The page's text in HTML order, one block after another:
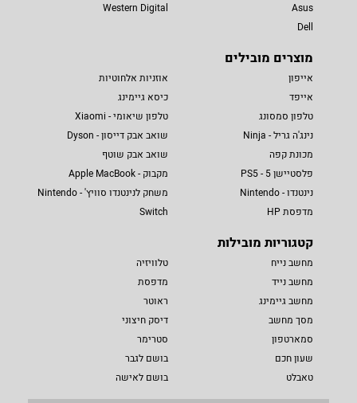
Asus
Dell
Western Digital
מוצרים מובילים
אייפון
אייפד
טלפון סמסונג
נינג'ה גריל - Ninja
מכונת קפה
פלסטיישן 5 - PS5
נינטנדו - Nintendo
מדפסת HP
אוזניות אלחוטיות
כיסא גיימינג
טלפון שיאומי - Xiaomi
שואב אבק דייסון - Dyson
שואב אבק שוטף
מקבוק - Apple MacBook
משחק לנינטנדו סוויץ' - Nintendo
Switch
קטגוריות מובילות
מחשב נייח
מחשב נייד
מחשב גיימינג
מסך מחשב
סמארטפון
שעון חכם
טאבלט
טלוויזיה
מדפסת
ראוטר
דיסק חיצוני
סטרימר
בושם לגבר
בושם לאישה